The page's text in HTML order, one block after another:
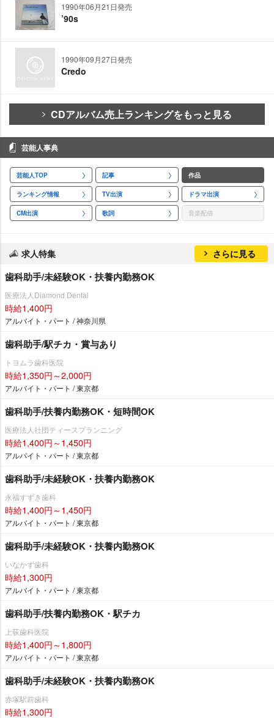
1990年06月21日発売
’90s
1990年09月27日発売
Credo
CDアルバム売上ランキングをもっと見る
芸能人事典
芸能人TOP 記事 作品
ランキング情報 TV出演 ドラマ出演
CM出演 歌詞 音楽配信
求人特集 さらに見る
歯科助手/未経験OK・扶養内勤務OK
医療法人Diamond Dental
時給1,400円
アルバイト・パート / 神奈川県
歯科助手/駅チカ・賞与あり
トヨムラ歯科医院
時給1,350円～2,000円
アルバイト・パート / 東京都
歯科助手/扶養内勤務OK・短時間OK
医療法人社団ティースプランニング
時給1,400円～1,450円
アルバイト・パート / 東京都
歯科助手/未経験OK・扶養内勤務OK
永福すずき歯科
時給1,400円～1,450円
アルバイト・パート / 東京都
歯科助手/未経験OK・扶養内勤務OK
いなかず歯科
時給1,300円
アルバイト・パート / 東京都
歯科助手/扶養内勤務OK・駅チカ
上荻歯科医院
時給1,400円～1,800円
アルバイト・パート / 東京都
歯科助手/未経験OK・扶養内勤務OK
赤塚駅前歯科
時給1,300円